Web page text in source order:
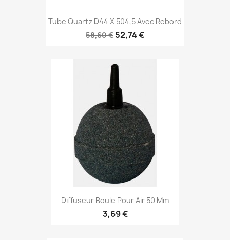
Tube Quartz D44 X 504,5 Avec Rebord
58,60 € 52,74 €
Diffuseur Boule Pour Air 50 Mm
3,69 €